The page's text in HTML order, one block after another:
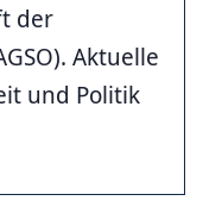
der
Aktuelle
und Politik